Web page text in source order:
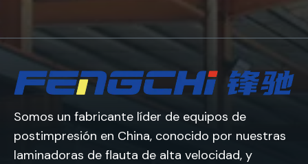
Somos un fabricante líder de equipos de
postimpresión en China, conocido por nuestras
laminadoras de flauta de alta velocidad, y